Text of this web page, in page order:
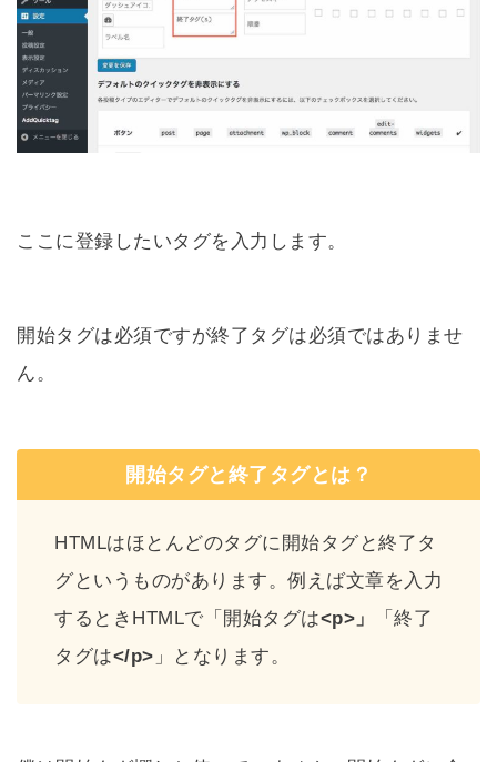
ここに登録したいタグを入力します。
開始タグは必須ですが終了タグは必須ではありませ
ん。
開始タグと終了タグとは？
HTMLはほとんどのタグに開始タグと終了タ
グというものがあります。例えば文章を入力
するときHTMLで「開始タグは<p>」
「終了
タグは</p> 」となります。